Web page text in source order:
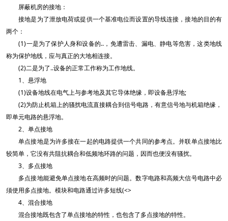
屏蔽机房的接地：
接地是为了泄放电荷或提供一个基准电位而设置的导线连接，接地的目的有
两个：
(1)一是为了保护人身和设备的..，免遭雷击、漏电、静电等危害，这类地线
称为保护地线，应与真正的大地相连接。
(2)二是为了..设备的正常工作称为工作地线。
1、悬浮地
(1)设备地线在电气上与参考地及其它导体绝缘，即设备悬浮地;
(2)为防止机箱上的骚扰电流直接耦合到信号电路，有意信号地与机箱绝缘，
即单元电路的悬浮地。
2、单点接地
单点接地是为许多接在一起的电路提供一个共同的参考点。并联单点接地比
较简单，它没有共阻抗耦合和低频地环路的问题，因而也便没有骚扰。
3、多点接地
多点接地能避免单点接地在高频时的问题。数字电路和高频大信号电路中必
须使用多点接地。模块和电路通过许多短线(<>
4、混合接地
混合接地既包含了单点接地的特性，也包含了多点接地的特性。